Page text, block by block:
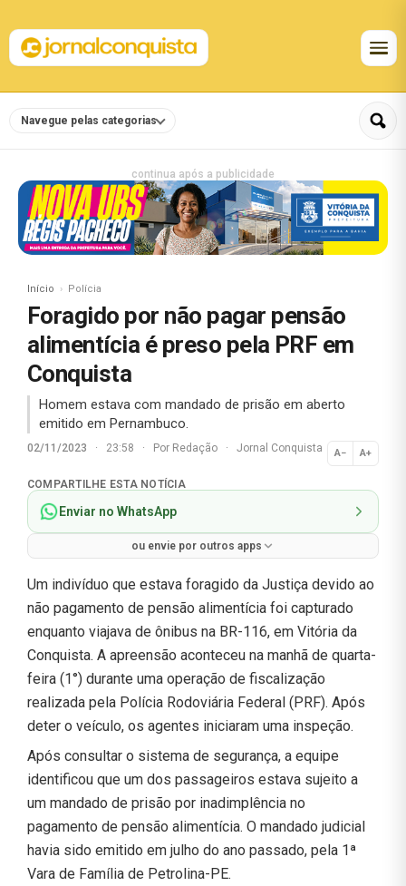
Navegue pelas categorias
continua após a publicidade
Início Polícia
Foragido por não pagar pensão
alimentícia é preso pela PRF em
Conquista
Homem estava com mandado de prisão em aberto
emitido em Pernambuco.
02/11/2023 · 23:58 · Por Redação · Jornal Conquista A− A+
Normal
COMPARTILHE ESTA NOTÍCIA
Enviar no WhatsApp
ou envie por outros apps
Um indivíduo que estava foragido da Justiça devido ao
não pagamento de pensão alimentícia foi capturado
enquanto viajava de ônibus na BR-116, em Vitória da
Conquista. A apreensão aconteceu na manhã de quarta-
feira (1°) durante uma operação de fiscalização
realizada pela Polícia Rodoviária Federal (PRF). Após
deter o veículo, os agentes iniciaram uma inspeção.
Após consultar o sistema de segurança, a equipe
identificou que um dos passageiros estava sujeito a
um mandado de prisão por inadimplência no
pagamento de pensão alimentícia. O mandado judicial
havia sido emitido em julho do ano passado, pela 1ª
Vara de Família de Petrolina-PE.